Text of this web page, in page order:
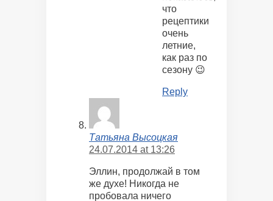
что
рецептики
очень
летние,
как раз по
сезону 😉
Reply
Татьяна Высоцкая
24.07.2014 at 13:26
Эллин, продолжай в том
же духе! Никогда не
пробовала ничего